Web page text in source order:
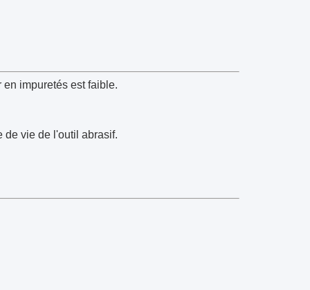
impuretés est faible.
de vie de l'outil abrasif.